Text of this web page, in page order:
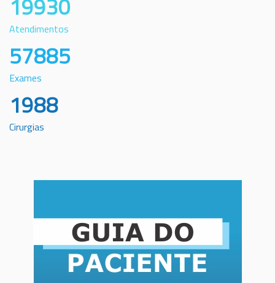
19930
Atendimentos
57885
Exames
1988
Cirurgias